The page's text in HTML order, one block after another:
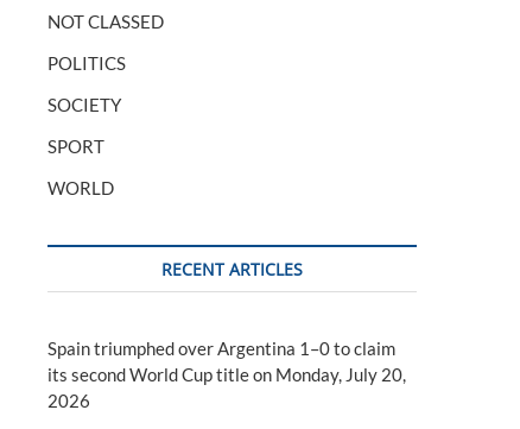
NOT CLASSED
POLITICS
SOCIETY
SPORT
WORLD
RECENT ARTICLES
Spain triumphed over Argentina 1–0 to claim
its second World Cup title on Monday, July 20,
2026